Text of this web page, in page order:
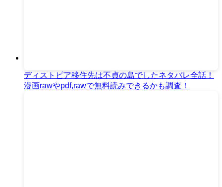
ディストピア移住先は不貞の島でしたネタバレ全話！
漫画rawやpdf,rawで無料読みできるかも調査！